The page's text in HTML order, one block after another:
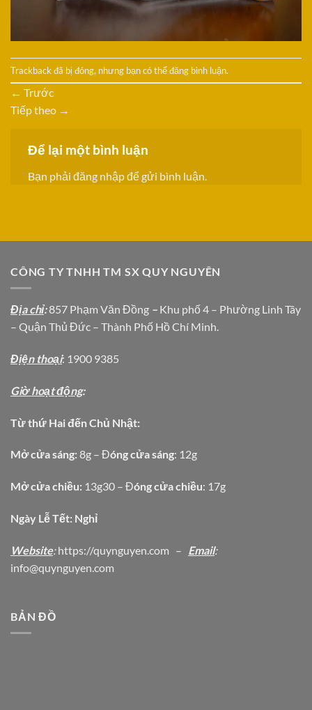
Trackback đã bị đóng, nhưng bạn có thểđăng bình luận.
← Trước
Tiếp theo →
Để lại một bình luận
Bạn phải đăng nhậpđể gửi bình luận.
CÔNG TY TNHH TM SX QUY NGUYÊN
Địa chỉ:857 Phạm Văn Đồng – Khu phố 4 – Phường Linh Tây
– Quận Thủ Đức – Thành Phố Hồ Chí Minh.
Địện thoại: 1900 9385
Giờ hoạt động:
Từ thứ Hai đến Chủ Nhật:
Mở cửa sáng: 8g – Đóng cửa sáng: 12g
Mở cửa chiều: 13g30 – Đóng cửa chiều: 17g
Ngày Lễ Tết: Nghỉ
Website:https://quynguyen.com – Email:
info@quynguyen.com
BẢN ĐỒ